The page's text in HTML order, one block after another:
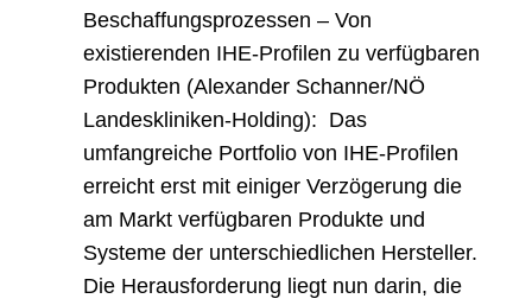
Beschaffungsprozessen –Von
existierenden IHE-Profilen zu verfügbaren
Produkten (Alexander Schanner/NÖ
Landeskliniken-Holding): Das
umfangreiche Portfolio von IHE-Profilen
erreicht erst mit einiger Verzögerung die
am Markt verfügbaren Produkte und
Systeme der unterschiedlichen Hersteller.
Die Herausforderung liegt nun darin, die